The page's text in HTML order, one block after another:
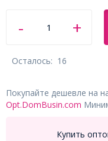
Осталось: 16
Покупайте дешевле на
Opt.DomBusin.com
Купить